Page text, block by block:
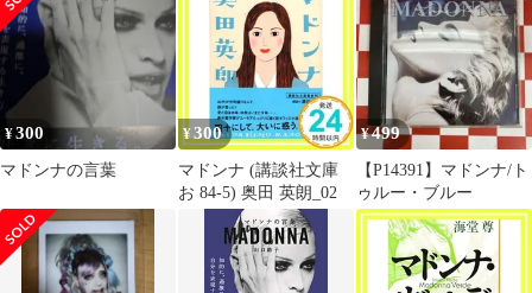
ナル銅版画3点入/澁澤
龍彦 池田満寿夫/立風
書房*40113
朗_07
¥300
マドンナの言葉
¥300
マドンナ (講談社文庫
お 84-5) 奥田 英朗_02
¥499
【P14391】マドンナ/ト
ゥルー・ブルー